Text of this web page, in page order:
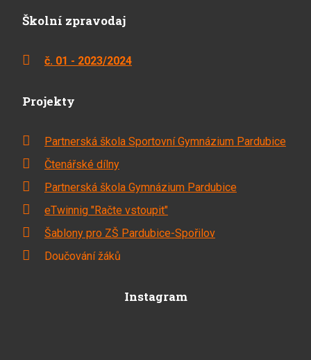
Školní zpravodaj
č. 01 - 2023/2024
Projekty
Partnerská škola Sportovní Gymnázium Pardubice
Čtenářské dílny
Partnerská škola Gymnázium Pardubice
eTwinnig "Račte vstoupit"
Šablony pro ZŠ Pardubice-Spořilov
Doučování žáků
Instagram